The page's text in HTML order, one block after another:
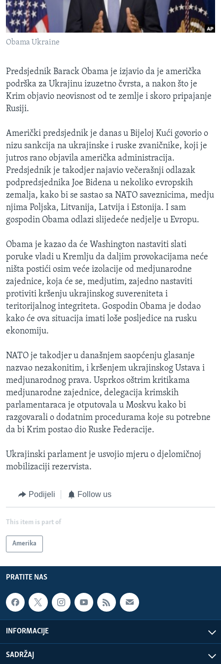
MAGAZIN
O GLASU AMERIKE
PRATITE NAS
Obama Ukraine
Predsjednik Barack Obama je izjavio da je američka
podrška za Ukrajinu izuzetno čvrsta, a nakon što je
Krim objavio neovisnost od te zemlje i skoro pripajanje
Rusiji.
Američki predsjednik je danas u Bijeloj Kući govorio o
nizu sankcija na ukrajinske i ruske zvaničnike, koji je
jutros rano objavila američka administracija.
Predsjednik je takodjer najavio večerašnji odlazak
podpredsjednika Joe Bidena u nekoliko evropskih
zemalja, kako bi se sastao sa NATO saveznicima, medju
njima Poljska, Litvanija, Latvija i Estonija. I sam
gospodin Obama odlazi slijedeće nedjelje u Evropu.
Obama je kazao da će Washington nastaviti slati
poruke vladi u Kremlju da daljim provokacijama neće
ništa postići osim veće izolacije od medjunarodne
zajednice, koja će se, medjutim, zajedno nastaviti
protiviti kršenju ukrajinskog suvereniteta i
teritorijalnog integriteta. Gospodin Obama je dodao
kako će ova situacija imati loše posljedice na rusku
ekonomiju.
NATO je takodjer u današnjem saopćenju glasanje
nazvao nezakonitim, i kršenjem ukrajinskog Ustava i
medjunarodnog prava. Usprkos oštrim kritikama
medjunarodne zajednice, delegacija krimskih
parlamentaraca je otputovala u Moskvu kako bi
razgovarali o dodatnim procedurama koje su potrebne
da bi Krim postao dio Ruske Federacije.
Ukrajinski parlament je usvojio mjeru o djelomičnoj
mobilizaciji rezervista.
Podijeli Follow us
This item is part of
Amerika
PRATITE NAS
INFORMACIJE
SADRŽAJ